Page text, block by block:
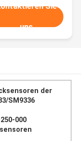
Sie
uns
der
SM9336
000